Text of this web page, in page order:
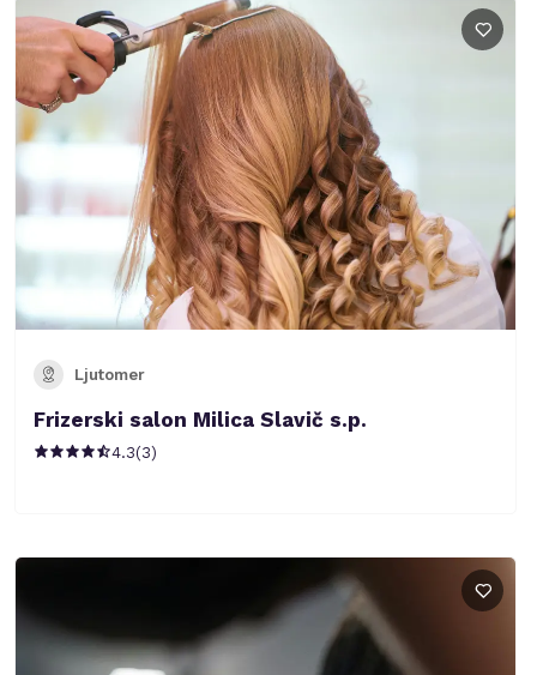
Ljutomer
Frizerski salon Milica Slavič s.p.
4.3(3)